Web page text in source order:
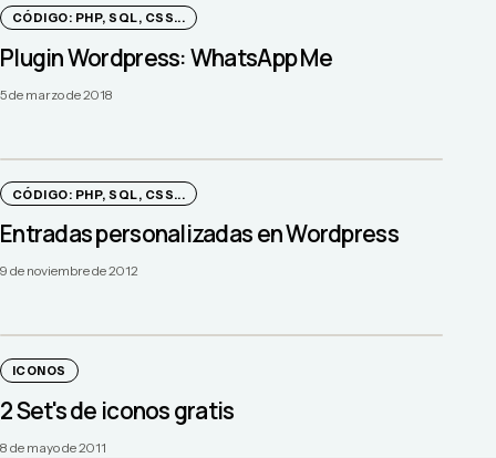
CÓDIGO: PHP, SQL, CSS...
Plugin Wordpress: WhatsApp Me
5 de marzo de 2018
CÓDIGO: PHP, SQL, CSS...
Entradas personalizadas en Wordpress
9 de noviembre de 2012
ICONOS
2 Set's de iconos gratis
8 de mayo de 2011